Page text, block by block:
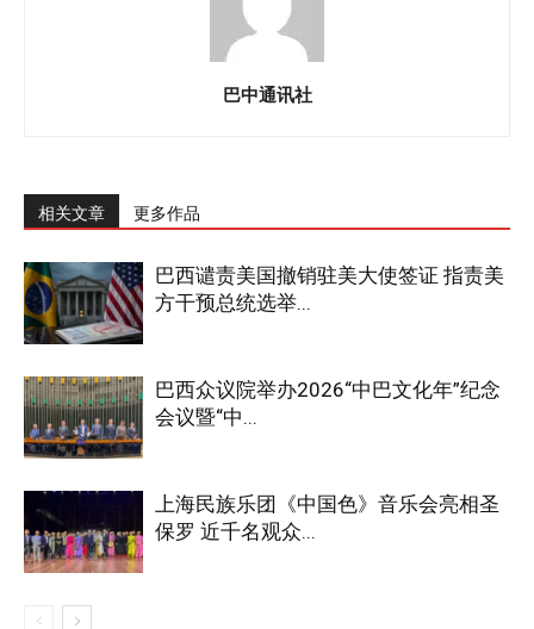
巴中通讯社
相关文章 更多作品
巴西谴责美国撤销驻美大使签证 指责美
方干预总统选举...
巴西众议院举办2026“中巴文化年”纪念
会议暨“中...
上海民族乐团《中国色》音乐会亮相圣
保罗 近千名观众...